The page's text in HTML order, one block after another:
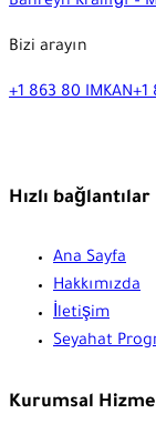
Bizi arayın
+1 863 80 IMKAN+1
Hızlı bağlantılar
Ana Sayfa
Hakkımızda
İletişim
Seyahat
Kurumsal